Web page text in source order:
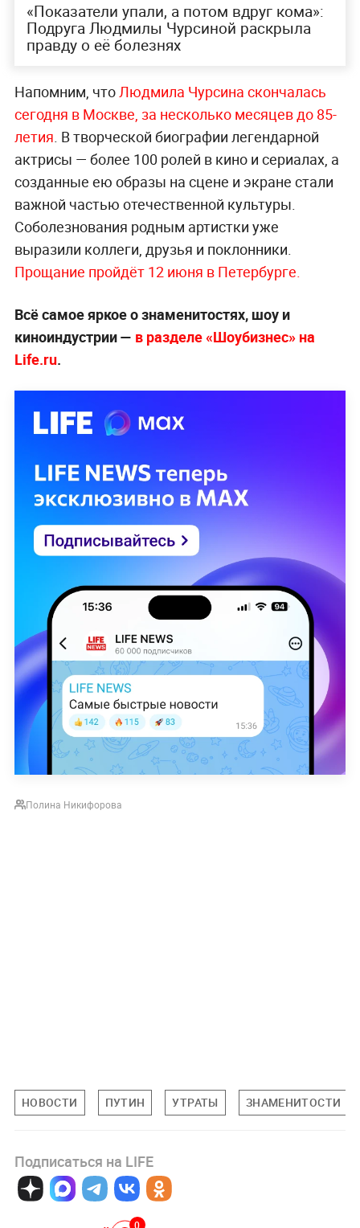
«Показатели упали, а потом вдруг кома»:
Подруга Людмилы Чурсиной раскрыла
правду о её болезнях
Напомним, чтоЛюдмила Чурсина скончалась
сегодня в Москве, за несколько месяцев до 85-
летия. В творческой биографии легендарной
актрисы — более 100 ролей в кино и сериалах, а
созданные ею образы на сцене и экране стали
важной частью отечественной культуры.
Соболезнования родным артистки уже
выразили коллеги, друзья и поклонники.
Прощание пройдёт 12 июня в Петербурге.
Всё самое яркое о знаменитостях, шоу и
киноиндустрии — в разделе «Шоубизнес» на
Life.ru.
Полина Никифорова
НОВОСТИ ПУТИН УТРАТЫ ЗНАМЕНИТОСТИ
Подписаться на LIFE
0